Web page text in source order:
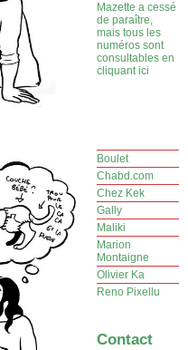
Mazette a cessé
de paraître,
mais tous les
numéros sont
consultables en
cliquant ici
Boulet
Chabd.com
Chez Kek
Gally
Maliki
Marion
Montaigne
Olivier Ka
Reno Pixellu
Contact